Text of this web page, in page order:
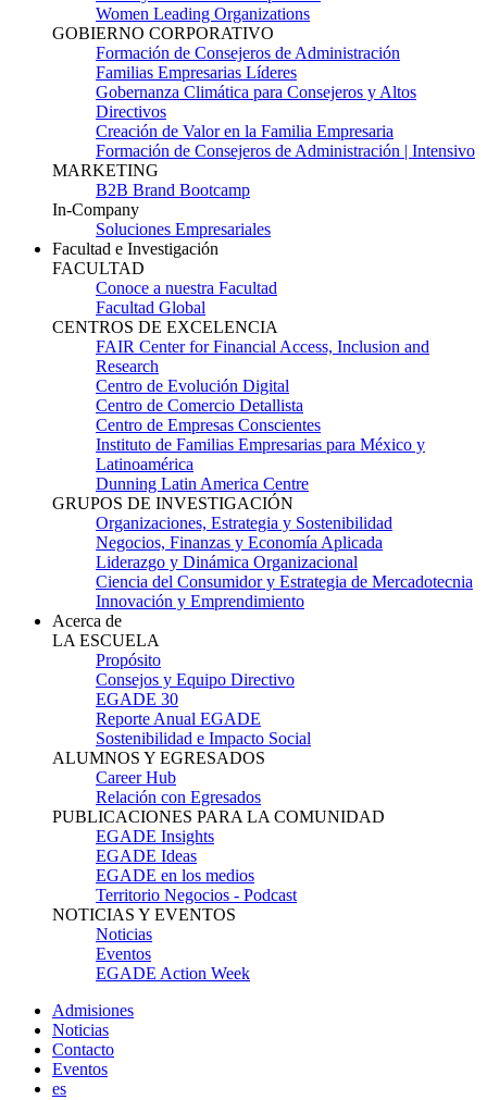
Women Leading Organizations
GOBIERNO CORPORATIVO
Formación de Consejeros de Administración
Familias Empresarias Líderes
Gobernanza Climática para Consejeros y Altos
Directivos
Creación de Valor en la Familia Empresaria
Formación de Consejeros de Administración | Intensivo
MARKETING
B2B Brand Bootcamp
In-Company
Soluciones Empresariales
Facultad e Investigación
FACULTAD
Conoce a nuestra Facultad
Facultad Global
CENTROS DE EXCELENCIA
FAIR Center for Financial Access, Inclusion and
Research
Centro de Evolución Digital
Centro de Comercio Detallista
Centro de Empresas Conscientes
Instituto de Familias Empresarias para México y
Latinoamérica
Dunning Latin America Centre
GRUPOS DE INVESTIGACIÓN
Organizaciones, Estrategia y Sostenibilidad
Negocios, Finanzas y Economía Aplicada
Liderazgo y Dinámica Organizacional
Ciencia del Consumidor y Estrategia de Mercadotecnia
Innovación y Emprendimiento
Acerca de
LA ESCUELA
Propósito
Consejos y Equipo Directivo
EGADE 30
Reporte Anual EGADE
Sostenibilidad e Impacto Social
ALUMNOS Y EGRESADOS
Career Hub
Relación con Egresados
PUBLICACIONES PARA LA COMUNIDAD
EGADE Insights
EGADE Ideas
EGADE en los medios
Territorio Negocios - Podcast
NOTICIAS Y EVENTOS
Noticias
Eventos
EGADE Action Week
Admisiones
Noticias
Contacto
Eventos
es